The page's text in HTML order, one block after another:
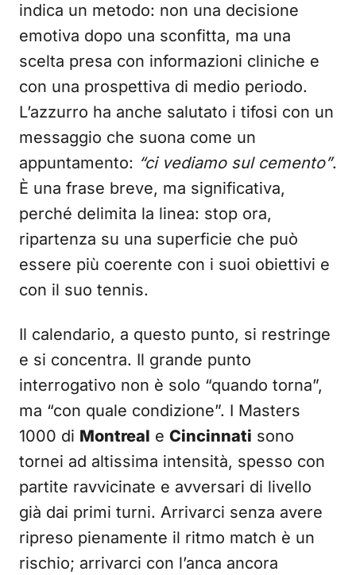
indica un metodo: non una decisione
emotiva dopo una sconfitta, ma una
scelta presa con informazioni cliniche e
con una prospettiva di medio periodo.
L’azzurro ha anche salutato i tifosi con un
messaggio che suona come un
appuntamento: “ci vediamo sul cemento”.
È una frase breve, ma significativa,
perché delimita la linea: stop ora,
ripartenza su una superficie che può
essere più coerente con i suoi obiettivi e
con il suo tennis.
Il calendario, a questo punto, si restringe
e si concentra. Il grande punto
interrogativo non è solo “quando torna”,
ma “con quale condizione”. I Masters
1000 di Montreal e Cincinnati sono
tornei ad altissima intensità, spesso con
partite ravvicinate e avversari di livello
già dai primi turni. Arrivarci senza avere
ripreso pienamente il ritmo match è un
rischio; arrivarci con l’anca ancora